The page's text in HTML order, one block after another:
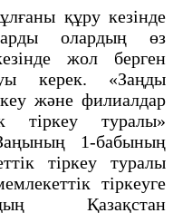
құру кезінде
олардың өз
жол берген
керек. «Заңды
және филиалдар
тіркеу туралы»
1-бабының
тіркеу туралы
тіркеуге
Қазақстан